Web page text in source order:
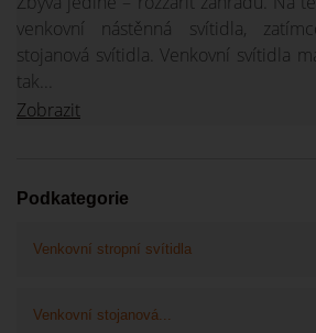
venkovní nástěnná svítidla,
stojanová svítidla. Venkovní svítidla
tak...
Zobrazit
Podkategorie
Venkovní stropní svítidla
Venkovní stojanová...